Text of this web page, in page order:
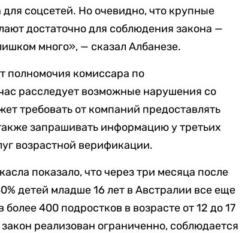
соцсетей. Но очевидно, что крупные
достаточно для соблюдения закона —
много», — сказал Албанезе.
полномочия комиссара по
расследует возможные нарушения со
требовать от компаний предоставлять
запрашивать информацию у третьих
возрастной верификации.
показало, что через три месяца после
детей младше 16 лет в Австралии все еще
400 подростков в возрасте от 12 до 17
реализован ограниченно, соблюдается